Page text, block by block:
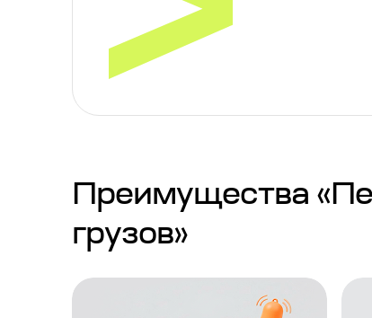
Преимущества
грузов»